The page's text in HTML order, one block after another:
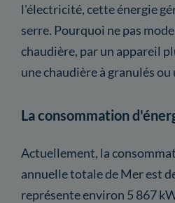
l'électricité, cette énergie
serre. Pourquoi ne pas
chaudière, par un appareil
une chaudière à granulés ou
La consommation
Actuellement, la
annuelle totale de Mer est
représente environ 5 867